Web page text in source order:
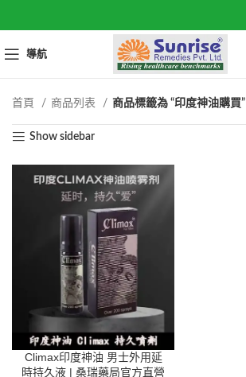
導航
首頁 商品列表 商品標籤為 “印度神油購買”
Show sidebar
Climax印度神油 男士外用延
時持久液 | 桑瑞藥局官方直營